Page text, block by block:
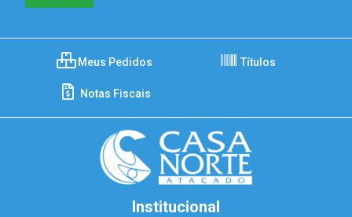
Meus Pedidos Títulos
Notas Fiscais
Institucional